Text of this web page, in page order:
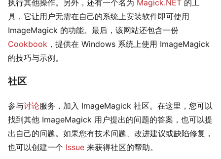
执行其他操作。另外，还有一个名为 Magick.NET 的工
具，它让用户无需在自己的系统上安装软件即可使用
ImageMagick 的功能。最后，该网站还包含一份
Cookbook ，提供在 Windows 系统上使用 ImageMagick
的技巧与示例。
社区
参与讨论服务，加入 ImageMagick 社区。在这里，您可以
找到其他 ImageMagick 用户提出的问题的答案，也可以提
出自己的问题。如果您有技术问题、改进建议或缺陷修复，
也可以创建一个 Issue 来获得社区的帮助。